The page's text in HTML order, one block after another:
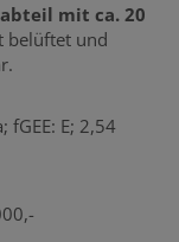
mit ca. 20
belüftet und
fGEE: E; 2,54